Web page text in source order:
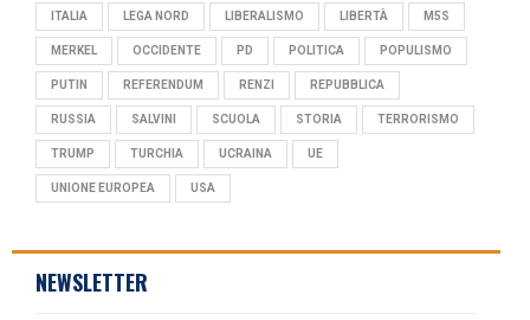
ITALIA LEGA NORD LIBERALISMO LIBERTÀ M5S
MERKEL OCCIDENTE PD POLITICA POPULISMO
PUTIN REFERENDUM RENZI REPUBBLICA
RUSSIA SALVINI SCUOLA STORIA TERRORISMO
TRUMP TURCHIA UCRAINA UE
UNIONE EUROPEA USA
NEWSLETTER